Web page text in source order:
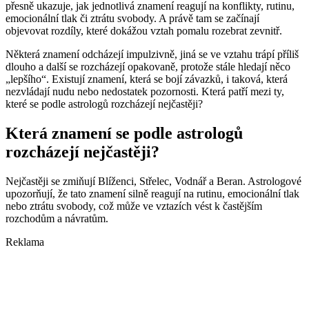
přesně ukazuje, jak jednotlivá znamení reagují na konflikty, rutinu,
emocionální tlak či ztrátu svobody. A právě tam se začínají
objevovat rozdíly, které dokážou vztah pomalu rozebrat zevnitř.
Některá znamení odcházejí impulzivně, jiná se ve vztahu trápí příliš
dlouho a další se rozcházejí opakovaně, protože stále hledají něco
„lepšího“. Existují znamení, která se bojí závazků, i taková, která
nezvládají nudu nebo nedostatek pozornosti. Která patří mezi ty,
které se podle astrologů rozcházejí nejčastěji?
Která znamení se podle astrologů
rozcházejí nejčastěji?
Nejčastěji se zmiňují Blíženci, Střelec, Vodnář a Beran. Astrologové
upozorňují, že tato znamení silně reagují na rutinu, emocionální tlak
nebo ztrátu svobody, což může ve vztazích vést k častějším
rozchodům a návratům.
Reklama